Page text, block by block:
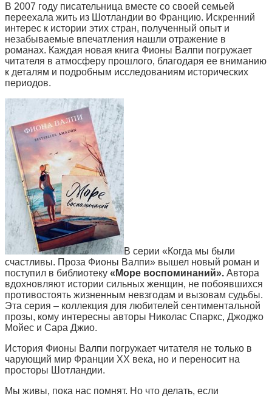
В 2007 году писательница вместе со своей семьей
переехала жить из Шотландии во Францию. Искренний
интерес к истории этих стран, полученный опыт и
незабываемые впечатления нашли отражение в
романах. Каждая новая книга Фионы Валпи погружает
читателя в атмосферу прошлого, благодаря ее вниманию
к деталям и подробным исследованиям исторических
периодов.
В серии «Когда мы были
счастливы. Проза Фионы Валпи» вышел новый роман и
поступил в библиотеку «Море воспоминаний». Автора
вдохновляют истории сильных женщин, не побоявшихся
противостоять жизненным невзгодам и вызовам судьбы.
Эта серия – коллекция для любителей сентиментальной
прозы, кому интересны авторы Николас Спаркс, Джоджо
Мойес и Сара Джио.
История Фионы Валпи погружает читателя не только в
чарующий мир Франции XX века, но и переносит на
просторы Шотландии.
Мы живы, пока нас помнят. Но что делать, если